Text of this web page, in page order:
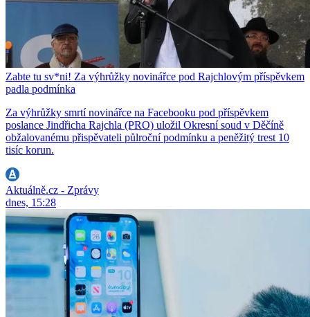
Zabte tu sv*ni! Za výhrůžky novinářce pod Rajchlovým příspěvkem
padla podmínka
Za výhrůžky smrtí novinářce na Facebooku pod příspěvkem
poslance Jindřicha Rajchla (PRO) uložil Okresní soud v Děčíně
obžalovanému přispěvateli půlroční podmínku a peněžitý trest 10
tisíc korun.
Aktuálně.cz - Zprávy
dnes, 15:28